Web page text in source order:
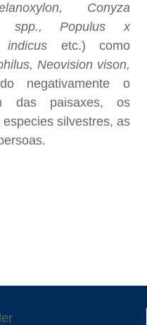
Conyza
spp., Populus x
indicus etc.) como
Neovision vison,
negativamente o
das paisaxes, os
silvestres, as